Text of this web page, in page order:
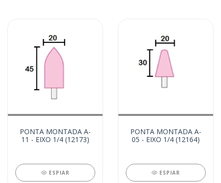
PONTA MONTADA A-
11 - EIXO 1/4 (12173)
ESPIAR
PONTA MONTADA A-
05 - EIXO 1/4 (12164)
ESPIAR